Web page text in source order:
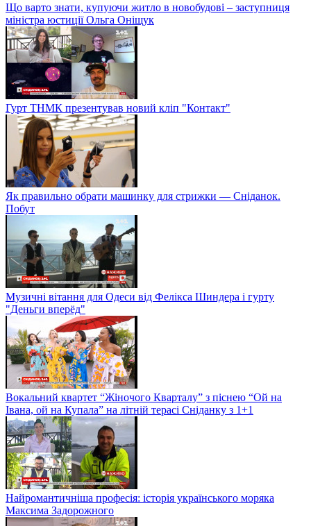
Що варто знати, купуючи житло в новобудові – заступниця
міністра юстиції Ольга Оніщук
Гурт ТНМК презентував новий кліп "Контакт"
Як правильно обрати машинку для стрижки — Сніданок.
Побут
Музичні вітання для Одеси від Фелікса Шиндера і гурту
"Деньги вперёд"
Вокальний квартет “Жіночого Кварталу” з піснею “Ой на
Івана, ой на Купала” на літній терасі Сніданку з 1+1
Найромантичніша професія: історія українського моряка
Максима Задорожного